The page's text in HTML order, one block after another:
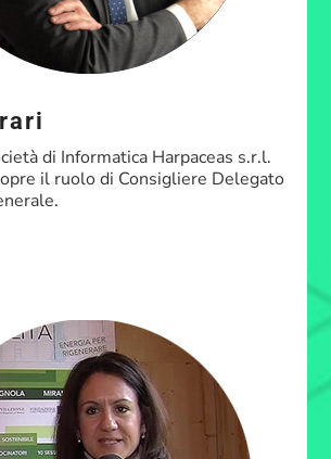
di Informatica Harpaceas s.r.l.
il ruolo di Consigliere Delegato